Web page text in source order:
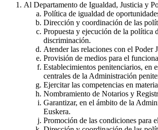
Al Departamento de Igualdad, Justicia y
Política de igualdad de
Dirección y coordinación de las
Propuesta y ejecución de la política
discriminación.
Atender las relaciones con el Poder
Provisión de medios para el
Establecimientos penitenciarios, en
centrales de la Administración
Ejercitar las competencias en
Nombramiento de Notarios y
Garantizar, en el ámbito de la
Euskera.
Promoción de las condiciones para